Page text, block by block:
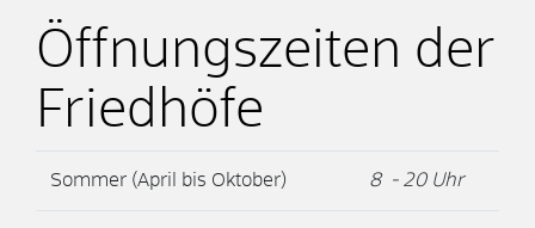
Öffnungszeiten der
Friedhöfe
Sommer (April bis Oktober) 8 - 20 Uhr